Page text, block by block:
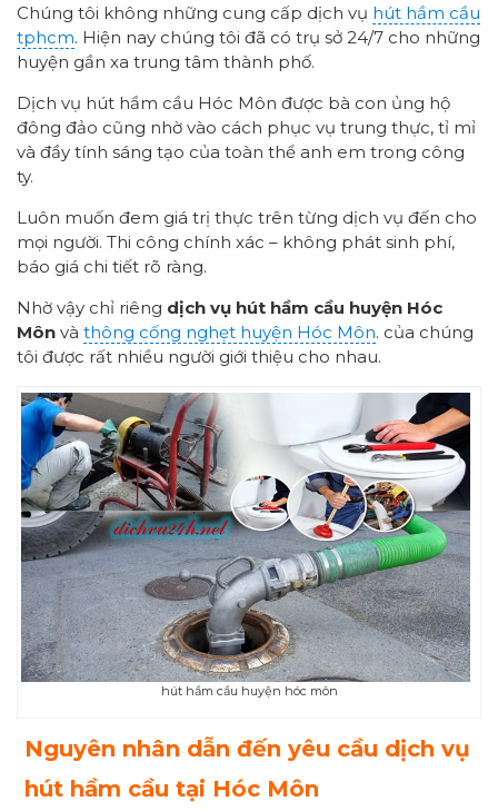
Chúng tôi không những cung cấp dịch vụ hút hầm cầu
tphcm. Hiện nay chúng tôi đã có trụ sở 24/7 cho những
huyện gần xa trung tâm thành phố.
Dịch vụ hút hầm cầu Hóc Môn được bà con ủng hộ
đông đảo cũng nhờ vào cách phục vụ trung thực, tỉ mỉ
và đầy tính sáng tạo của toàn thể anh em trong công
ty.
Luôn muốn đem giá trị thực trên từng dịch vụ đến cho
mọi người. Thi công chính xác – không phát sinh phí,
báo giá chi tiết rõ ràng.
Nhờ vậy chỉ riêng dịch vụ hút hầm cầu huyện Hóc
Môn và thông cống nghẹt huyện Hóc Môn. của chúng
tôi được rất nhiều người giới thiệu cho nhau.
hút hầm cầu huyện hóc môn
Nguyên nhân dẫn đến yêu cầu dịch vụ
hút hầm cầu tại Hóc Môn